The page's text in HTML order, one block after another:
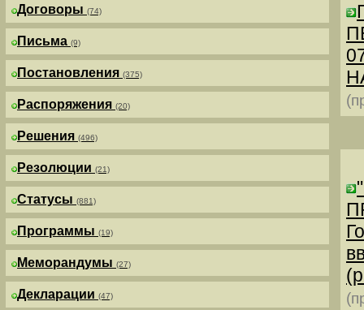
Договоры (74)
Письма (9)
Постановления (375)
Распоряжения (20)
Решения (496)
Резолюции (21)
Статусы (881)
Программы (19)
Меморандумы (27)
Декларации (47)